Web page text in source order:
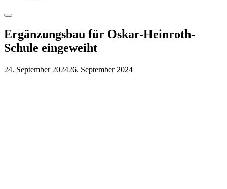
Menu
Ergänzungsbau für Oskar-Heinroth-
Schule eingeweiht
24. September 202426. September 2024